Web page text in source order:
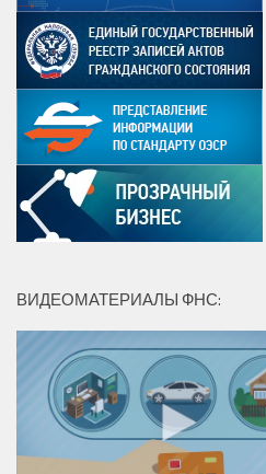
ВИДЕОМАТЕРИАЛЫ ФНС: